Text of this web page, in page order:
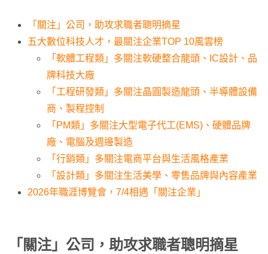
「關注」公司，助攻求職者聰明摘星
五大數位科技人才，最關注企業TOP 10風雲榜
「軟體工程類」多關注軟硬整合龍頭、IC設計、品
牌科技大廠
「工程研發類」多關注晶圓製造龍頭、半導體設備
商、製程控制
「PM類」多關注大型電子代工(EMS)、硬體品牌
廠、電腦及週邊製造
「行銷類」多關注電商平台與生活風格產業
「設計類」多關注生活美學、零售品牌與內容產業
2026年職涯博覽會，7/4相遇「關注企業」
「關注」公司，助攻求職者聰明摘星